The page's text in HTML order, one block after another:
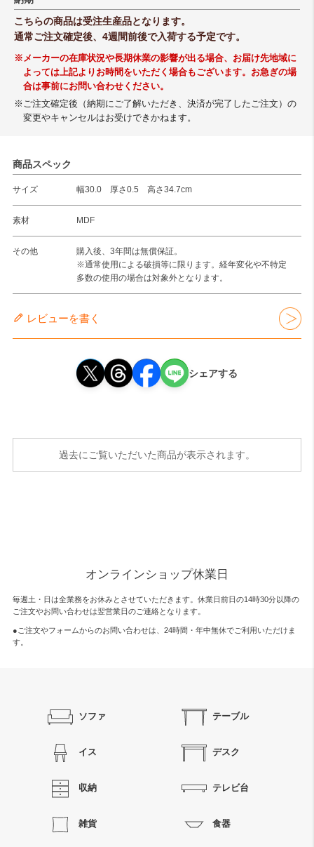
こちらの商品は受注生産品となります。
通常ご注文確定後、4週間前後で入荷する予定です。
※メーカーの在庫状況や長期休業の影響が出る場合、お届け先地域に
よっては上記よりお時間をいただく場合もございます。お急ぎの場
合は事前にお問い合わせください。
※ご注文確定後（納期にご了解いただき、決済が完了したご注文）の
変更やキャンセルはお受けできかねます。
商品スペック
サイズ 幅30.0 厚さ0.5 高さ34.7cm
素材 MDF
その他
購入後、3年間は無償保証。
※通常使用による破損等に限ります。経年変化や不特定
多数の使用の場合は対象外となります。
レビューを書く
シェアする
過去にご覧いただいた商品が表示されます。
オンラインショップ休業日
毎週土・日は全業務をお休みとさせていただきます。休業日前日の14時30分以降の
ご注文やお問い合わせは翌営業日のご連絡となります。
●ご注文やフォームからのお問い合わせは、 24時間・年中無休でご利用いただけま
す。
ソファ テーブル
イス デスク
収納 テレビ台
雑貨 食器